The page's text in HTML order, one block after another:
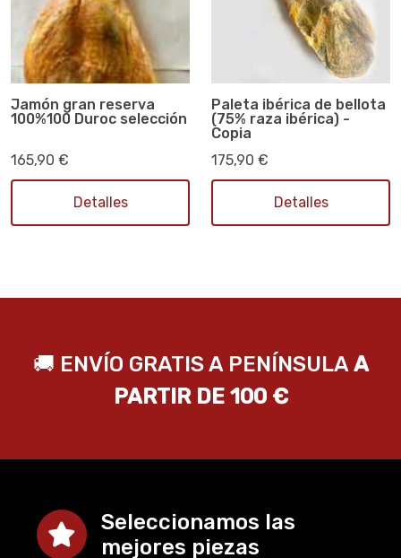
Jamón gran reserva
100%100 Duroc selección
165,90 €
Detalles
Paleta ibérica de bellota
(75% raza ibérica) -
Copia
175,90 €
Detalles
🚚 ENVÍO GRATIS A PENÍNSULAA
PARTIR DE 100 €
Seleccionamos las
mejores piezas